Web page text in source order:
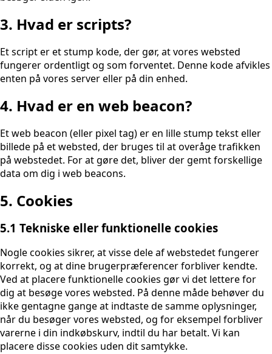
3. Hvad er scripts?
Et script er et stump kode, der gør, at vores websted
fungerer ordentligt og som forventet. Denne kode afvikles
enten på vores server eller på din enhed.
4. Hvad er en web beacon?
Et web beacon (eller pixel tag) er en lille stump tekst eller
billede på et websted, der bruges til at overåge trafikken
på webstedet. For at gøre det, bliver der gemt forskellige
data om dig i web beacons.
5. Cookies
5.1 Tekniske eller funktionelle cookies
Nogle cookies sikrer, at visse dele af webstedet fungerer
korrekt, og at dine brugerpræferencer forbliver kendte.
Ved at placere funktionelle cookies gør vi det lettere for
dig at besøge vores websted. På denne måde behøver du
ikke gentagne gange at indtaste de samme oplysninger,
når du besøger vores websted, og for eksempel forbliver
varerne i din indkøbskurv, indtil du har betalt. Vi kan
placere disse cookies uden dit samtykke.